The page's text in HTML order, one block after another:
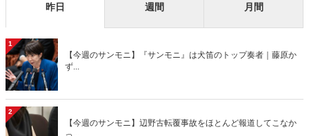
昨日 週間 月間
1
【今週のサンモニ】『サンモニ』は犬笛のトップ奏者｜藤原か
ず...
2
【今週のサンモニ】辺野古転覆事故をほとんど報道してこなか